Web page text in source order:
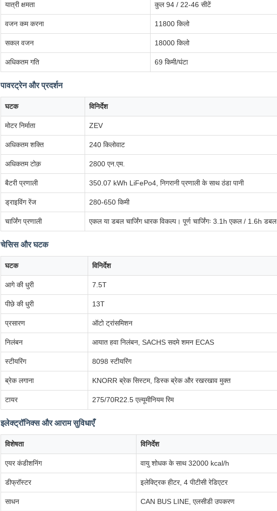
यात्री क्षमता कुल 94 / 22-46 सीटें
वजन कम करना 11800 किलो
सकल वजन 18000 किलो
अधिकतम गति 69 किमी/घंटा
पावरट्रेन और प्रदर्शन
घटक विनिर्देश
मोटर निर्माता ZEV
अधिकतम शक्ति 240 किलोवाट
अधिकतम टोक़ 2800 एन.एम.
बैटरी प्रणाली 350.07 kWh LiFePo4, निगरानी प्रणाली के साथ ठंडा पानी
ड्राइविंग रेंज 280-650 किमी
चार्जिंग प्रणाली एकल या डबल चार्जिंग धारक विकल्प। पूर्ण चार्जिंगः 3.1h एकल / 1.6h डबल
चेसिस और घटक
घटक विनिर्देश
आगे की धुरी 7.5T
पीछे की धुरी 13T
प्रसारण ऑटो ट्रांसमिशन
निलंबन आयात हवा निलंबन, SACHS सदमे शमन ECAS
स्टीयरिंग 8098 स्टीयरिंग
ब्रेक लगाना KNORR ब्रेक सिस्टम, डिस्क ब्रेक और रखरखाव मुक्त
टायर 275/70R22.5 एल्यूमीनियम रिम
इलेक्ट्रॉनिक्स और आराम सुविधाएँ
विशेषता विनिर्देश
एयर कंडीशनिंग वायु शोधक के साथ 32000 kcal/h
डीफ्रॉस्टर इलेक्ट्रिक हीटर, 4 पीटीसी रेडिएटर
साधन CAN BUS LINE, एलसीडी उपकरण